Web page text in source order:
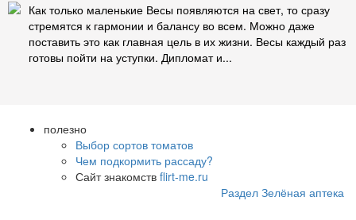
Как только маленькие Весы появляются на свет, то сразу
стремятся к гармонии и балансу во всем. Можно даже
поставить это как главная цель в их жизни. Весы каждый раз
готовы пойти на уступки. Дипломат и...
полезно
Выбор сортов томатов
Чем подкормить рассаду?
Сайт знакомств flirt-me.ru
Раздел Зелёная аптека